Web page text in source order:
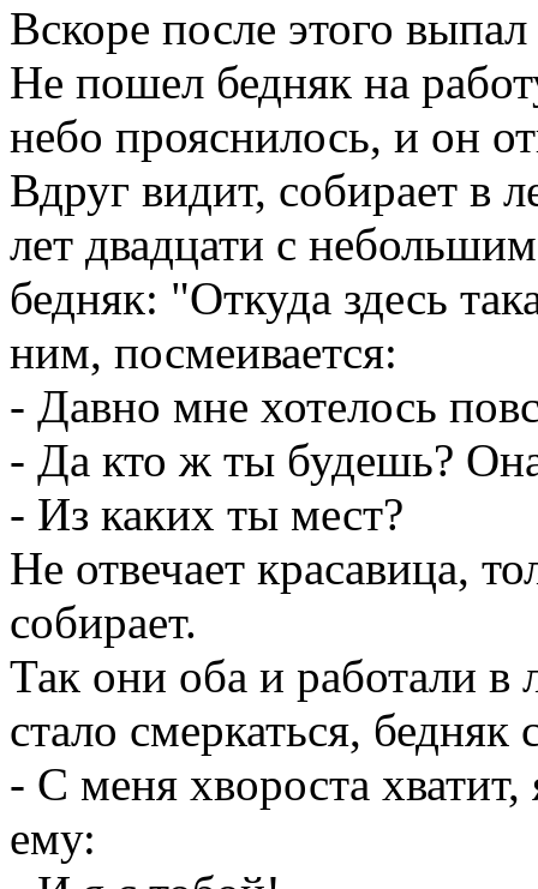
Вскоре после этого
Не пошел бедняк на
небо прояснилось, и он
Вдруг видит, собирает в
лет двадцати с
бедняк: "Откуда здесь
ним, посмеивается:
- Давно мне хотелось
- Да кто ж ты будешь?
- Из каких ты мест?
Не отвечает красавица,
собирает.
Так они оба и работали в
стало смеркаться, бедняк
- С меня хвороста
ему: